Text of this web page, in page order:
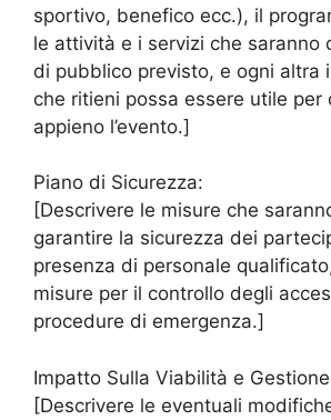
sportivo, benefico ecc.), il
le attività e i servizi che saranno
di pubblico previsto, e ogni altra
che ritieni possa essere utile per
appieno l’evento.]
Piano di Sicurezza:
[Descrivere le misure che
garantire la sicurezza dei
presenza di personale
misure per il controllo degli
procedure di emergenza.]
Impatto Sulla Viabilità e
[Descrivere le eventuali